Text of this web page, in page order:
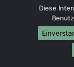
Umzug von
Umzug von
Umzug von
Diese